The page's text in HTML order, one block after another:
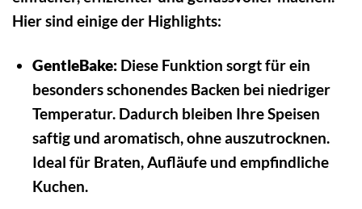
Hier sind einige der Highlights:
GentleBake:Diese Funktion sorgt für ein
besonders schonendes Backen bei niedriger
Temperatur. Dadurch bleiben Ihre Speisen
saftig und aromatisch, ohne auszutrocknen.
Ideal für Braten, Aufläufe und empfindliche
Kuchen.